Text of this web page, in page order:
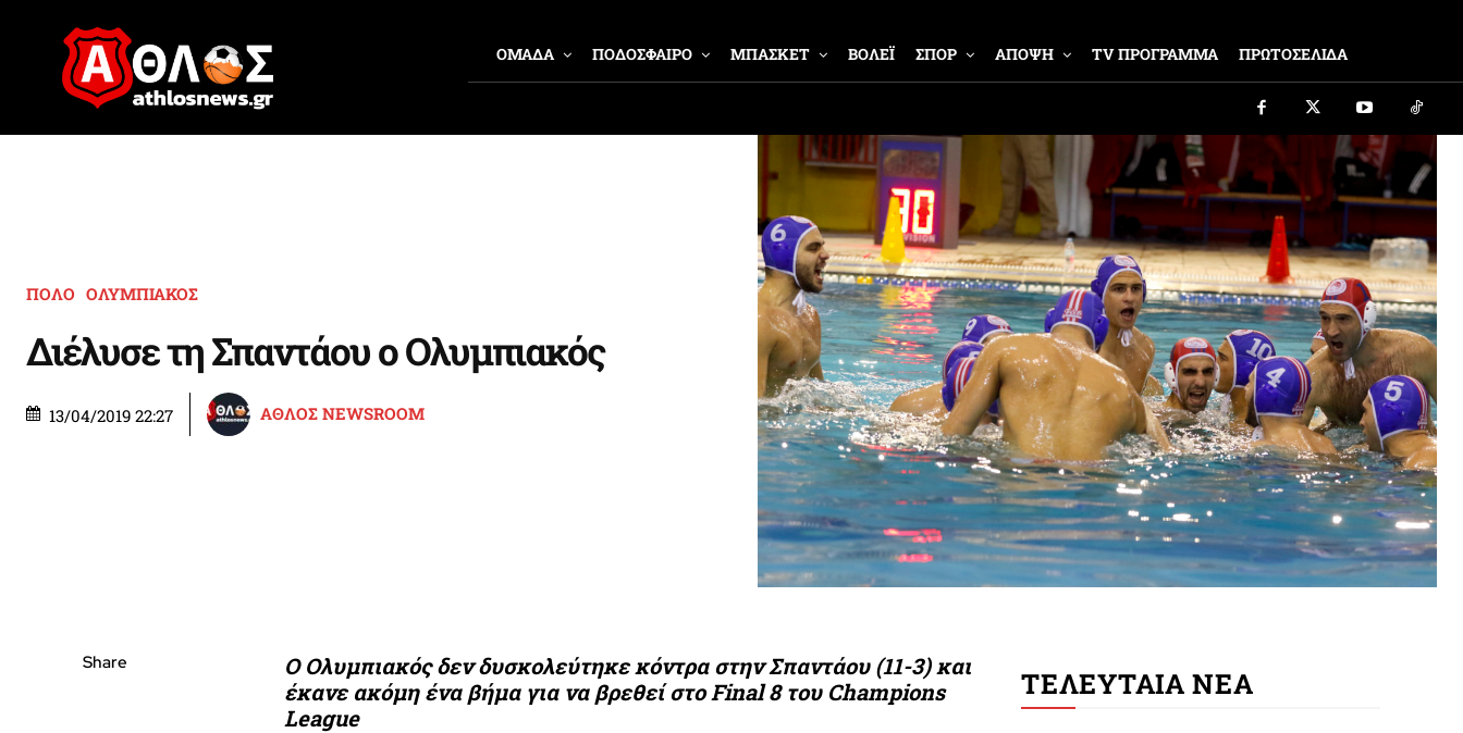
ΟΜΑΔΑ ΠΟΔΟΣΦΑΙΡΟ ΜΠΑΣΚΕΤ ΒΟΛΕΪ ΣΠΟΡ ΑΠΟΨΗ TV ΠΡΟΓΡΑΜΜΑ ΠΡΩΤΟΣΕΛΙΔΑ
ΠΟΛΟ ΟΛΥΜΠΙΑΚΟΣ
Διέλυσε τη Σπαντάου ο Ολυμπιακός
13/04/2019 22:27 ΑΘΛΟΣ NEWSROOM
Share
Ο Ολυμπιακός δεν δυσκολεύτηκε κόντρα στην Σπαντάου (11-3) και
έκανε ακόμη ένα βήμα για να βρεθεί στο Final 8 του Champions
League
ΤΕΛΕΥΤΑΙΑ ΝΕΑ